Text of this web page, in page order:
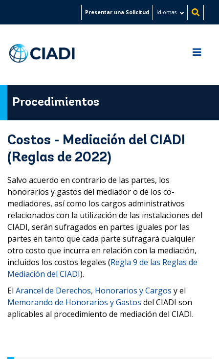
Presentar una Solicitud Idiomas
Procedimientos
Costos - Mediación del CIADI
(Reglas de 2022)
Salvo acuerdo en contrario de las partes, los
honorarios y gastos del mediador o de los co-
mediadores, así como los cargos administrativos
relacionados con la utilización de las instalaciones del
CIADI, serán sufragados en partes iguales por las
partes en tanto que cada parte sufragará cualquier
otro costo que incurra en relación con la mediación,
incluidos los costos legales (Regla 9 de las Reglas de
Mediación del CIADI).
El Arancel de Derechos, Honorarios y Cargos y el
Memorando de Honorarios y Gastos del CIADI son
aplicables al procedimiento de mediación del CIADI.